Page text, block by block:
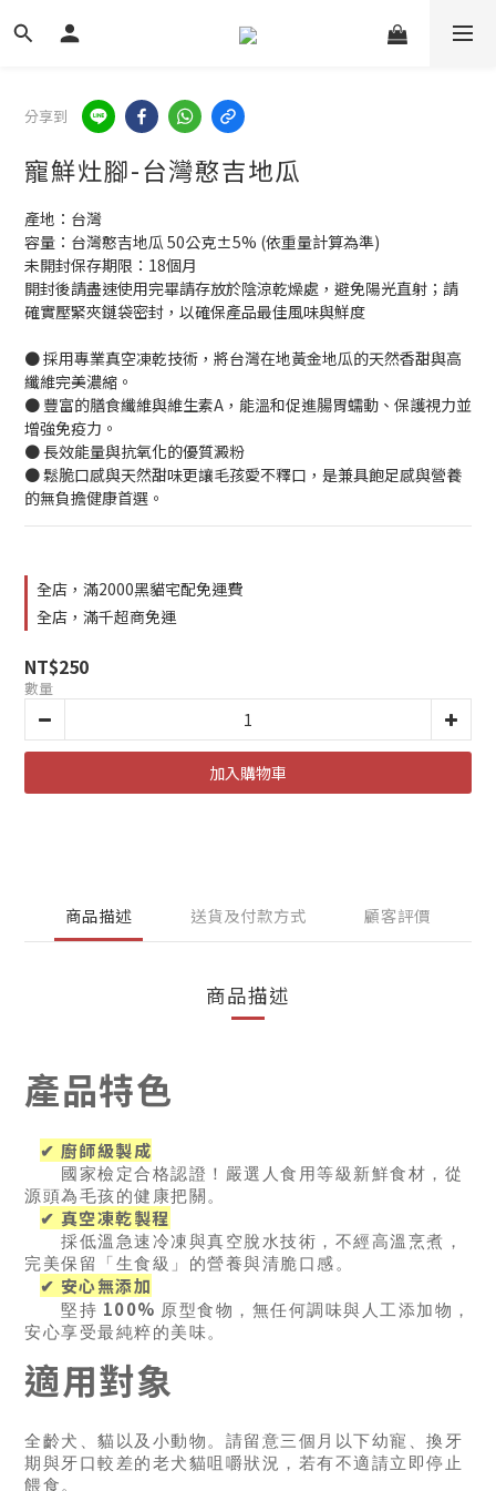
分享到
寵鮮灶腳-台灣憨吉地瓜
產地：台灣
容量：台灣憨吉地瓜 50公克±5% (依重量計算為準)
未開封保存期限：18個月
開封後請盡速使用完畢請存放於陰涼乾燥處，避免陽光直射；請
確實壓緊夾鏈袋密封，以確保產品最佳風味與鮮度
● 採用專業真空凍乾技術，將台灣在地黃金地瓜的天然香甜與高
纖維完美濃縮。
● 豐富的膳食纖維與維生素A，能溫和促進腸胃蠕動、保護視力並
增強免疫力。
● 長效能量與抗氧化的優質澱粉
● 鬆脆口感與天然甜味更讓毛孩愛不釋口，是兼具飽足感與營養
的無負擔健康首選。
全店，滿2000黑貓宅配免運費
全店，滿千超商免運
NT$250
數量
加入購物車
商品描述 送貨及付款方式 顧客評價
商品描述
產品特色
✔ 廚師級製成
國家檢定合格認證！嚴選人食用等級新鮮食材，從
源頭為毛孩的健康把關。
✔ 真空凍乾製程
採低溫急速冷凍與真空脫水技術，不經高溫烹煮，
完美保留「生食級」的營養與清脆口感。
✔ 安心無添加
堅持 100% 原型食物，無任何調味與人工添加物，
安心享受最純粹的美味。
適用對象
全齡犬、貓以及小動物。請留意三個月以下幼寵、換牙
期與牙口較差的老犬貓咀嚼狀況，若有不適請立即停止
餵食。